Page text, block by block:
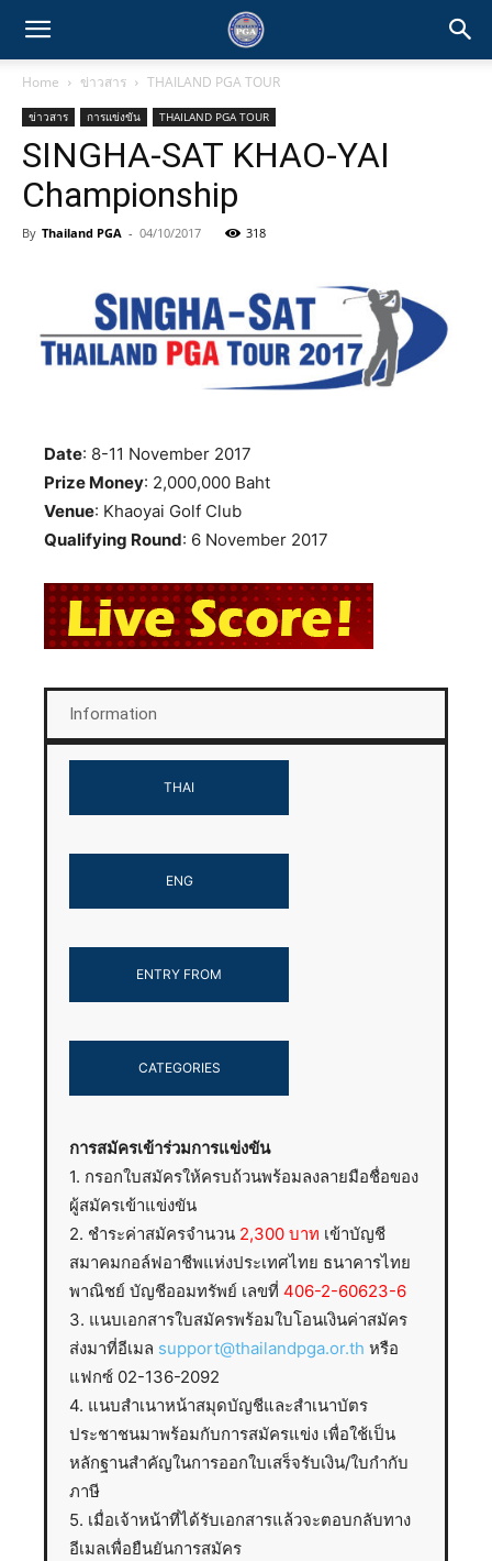
Home ข่าวสาร THAILAND PGA TOUR
ข่าวสาร การแข่งขัน THAILAND PGA TOUR
SINGHA-SAT KHAO-YAI
Championship
By Thailand PGA - 04/10/2017 318
Date: 8-11 November 2017
Prize Money: 2,000,000 Baht
Venue: Khaoyai Golf Club
Qualifying Round: 6 November 2017
Information
THAI
ENG
ENTRY FROM
CATEGORIES
การสมัครเข้าร่วมการแข่งขัน
1. กรอกใบสมัครให้ครบถ้วนพร้อมลงลายมือชื่อของ
ผู้สมัครเข้าแข่งขัน
2. ชำระค่าสมัครจำนวน 2,300 บาท เข้าบัญชี
สมาคมกอล์ฟอาชีพแห่งประเทศไทย ธนาคารไทย
พาณิชย์ บัญชีออมทรัพย์ เลขที่ 406-2-60623-6
3. แนบเอกสารใบสมัครพร้อมใบโอนเงินค่าสมัคร
ส่งมาที่อีเมล support@thailandpga.or.th หรือ
แฟกซ์ 02-136-2092
4. แนบสำเนาหน้าสมุดบัญชีและสำเนาบัตร
ประชาชนมาพร้อมกับการสมัครแข่ง เพื่อใช้เป็น
หลักฐานสำคัญในการออกใบเสร็จรับเงิน/ใบกำกับ
ภาษี
5. เมื่อเจ้าหน้าที่ได้รับเอกสารแล้วจะตอบกลับทาง
อีเมลเพื่อยืนยันการสมัคร